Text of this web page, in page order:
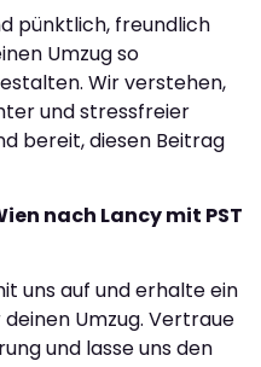
pünktlich, freundlich
Umzug so
Wir verstehen,
und stressfreier
bereit, diesen Beitrag
nach Lancy mit PST
uns auf und erhalte ein
Umzug. Vertraue
und lasse uns den